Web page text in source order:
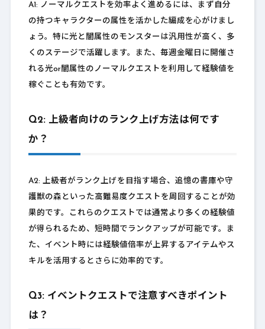
A1: ノーマルクエストを効率よく進めるには、まず自分
の持つキャラクターの属性を活かした編成を心がけまし
ょう。特に光と闇属性のモンスターは汎用性が高く、多
くのステージで活躍します。また、毎週金曜日に開催さ
れる光or闇属性のノーマルクエストを利用して経験値を
稼ぐことも有効です。
Q2: 上級者向けのランク上げ方法は何です
か？
A2: 上級者がランク上げを目指す場合、追憶の書庫や守
護獣の森といった高難易度クエストを周回することが効
果的です。これらのクエストでは通常より多くの経験値
が得られるため、短時間でランクアップが可能です。ま
た、イベント時には経験値倍率が上昇するアイテムやス
キルを活用するとさらに効率的です。
Q3: イベントクエストで注意すべきポイント
は？